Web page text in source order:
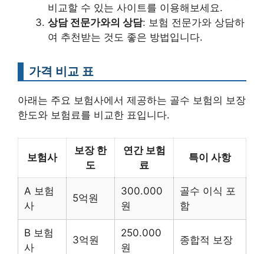
비교할 수 있는 사이트를 이용해보세요.
상담 전문가와의 상담: 보험 전문가와 상담하
여 추천받는 것도 좋은 방법입니다.
가격 비교 표
아래는 주요 보험사에서 제공하는 골수 보험의 보장
한도와 보험료를 비교한 표입니다.
보험사
보장 한
도
연간 보험
료
특이 사항
A 보험
사
5억원
300.000
원
골수 이식 포
함
B 보험
사
3억원
250.000
원
종합적 보장